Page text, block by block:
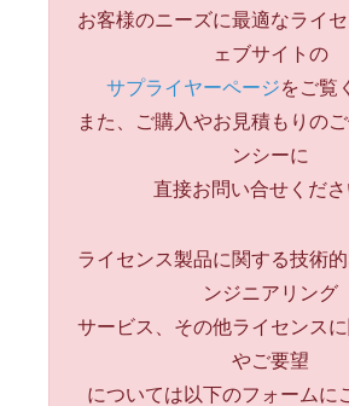
お客様のニーズに最適なライ
ェブサイトの
サプライヤーページをご覧
また、ご購入やお見積もりの
ンシーに
直接お問い合せくだ
ライセンス製品に関する技術
ンジニアリング
サービス、その他ライセンス
やご要望
については以下のフォームに